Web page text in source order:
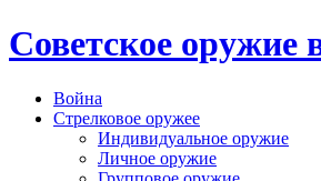
Cоветское
Война
Стрелковое оружее
Индивидуальное оружие
Личное оружие